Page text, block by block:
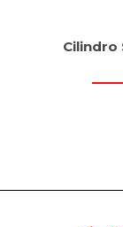
Cilindro